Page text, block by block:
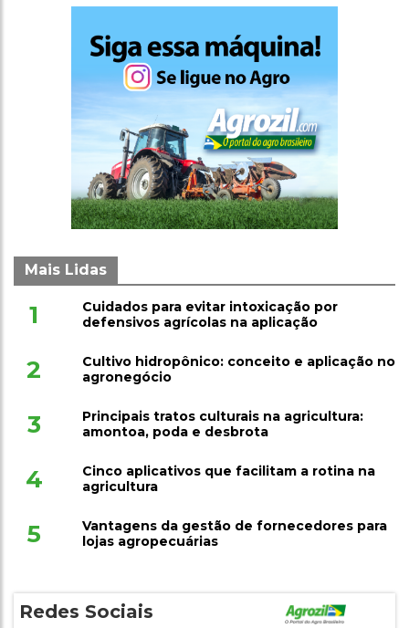
Mais Lidas
1
Cuidados para evitar intoxicação por
defensivos agrícolas na aplicação
2
Cultivo hidropônico: conceito e aplicação no
agronegócio
3
Principais tratos culturais na agricultura:
amontoa, poda e desbrota
4
Cinco aplicativos que facilitam a rotina na
agricultura
5
Vantagens da gestão de fornecedores para
lojas agropecuárias
Redes Sociais